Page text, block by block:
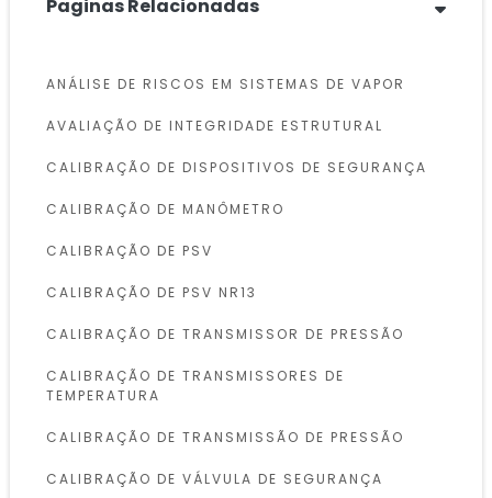
Paginas Relacionadas
ANÁLISE DE RISCOS EM SISTEMAS DE VAPOR
AVALIAÇÃO DE INTEGRIDADE ESTRUTURAL
CALIBRAÇÃO DE DISPOSITIVOS DE SEGURANÇA
CALIBRAÇÃO DE MANÔMETRO
CALIBRAÇÃO DE PSV
CALIBRAÇÃO DE PSV NR13
CALIBRAÇÃO DE TRANSMISSOR DE PRESSÃO
CALIBRAÇÃO DE TRANSMISSORES DE
TEMPERATURA
CALIBRAÇÃO DE TRANSMISSÃO DE PRESSÃO
CALIBRAÇÃO DE VÁLVULA DE SEGURANÇA